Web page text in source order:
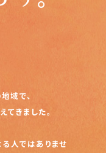
域で、
きました。
る人ではありませ